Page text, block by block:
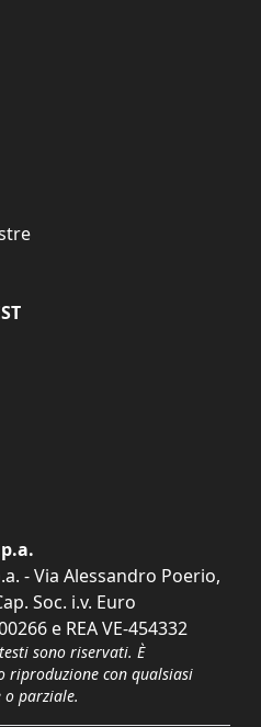
- Via Alessandro Poerio,
Soc. i.v. Euro
e REA VE-454332
sono riservati. È
riproduzione con qualsiasi
parziale.